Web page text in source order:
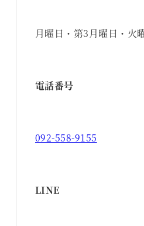
月曜日・第3月曜日・火
電話番号
092-558-9155
LINE